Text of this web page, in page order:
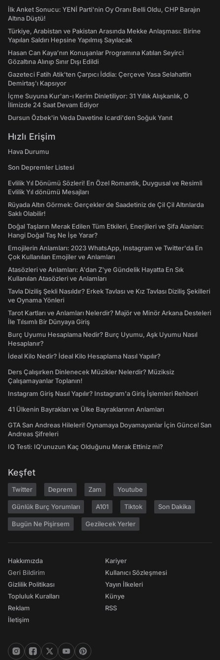
İlk Anket Sonucu: YENİ Parti'nin Oy Oranı Belli Oldu, CHP Barajın
Altına Düştü!
Türkiye, Arabistan ve Pakistan Arasında Mekke Anlaşması: Birine
Yapılan Saldırı Hepsine Yapılmış Sayılacak
Hasan Can Kaya’nın Konuşanlar Programına Katılan Seyirci
Gözaltına Alınıp Sınır Dışı Edildi
Gazeteci Fatih Atik'ten Çarpıcı İddia: Çerçeve Yasa Selahattin
Demirtaş'ı Kapsıyor
İçme Suyuna Kur'an-ı Kerim Dinletiliyor: 31 Yıllık Alışkanlık, O
İlimizde 24 Saat Devam Ediyor
Dursun Özbek'in Veda Davetine Icardi'den Soğuk Yanıt
Hızlı Erişim
Hava Durumu
Son Depremler Listesi
Evlilik Yıl Dönümü Sözleri! En Özel Romantik, Duygusal ve Resimli
Evlilik Yıl dönümü Mesajları
Rüyada Altın Görmek: Gerçekler de Saadetiniz de Çil Çil Altınlarda
Saklı Olabilir!
Doğal Taşların Merak Edilen Tüm Etkileri, Enerjileri ve Şifa Alanları:
Hangi Doğal Taş Ne İşe Yarar?
Emojilerin Anlamları: 2023 WhatsApp, Instagram ve Twitter'da En
Çok Kullanılan Emojiler ve Anlamları
Atasözleri ve Anlamları: A'dan Z'ye Gündelik Hayatta En Sık
Kullanılan Atasözleri ve Anlamları
Tavla Diziliş Şekli Nasıldır? Erkek Tavlası ve Kız Tavlası Diziliş Şekilleri
ve Oynama Yönleri
Tarot Kartları ve Anlamları Nelerdir? Majör ve Minör Arkana Desteleri
İle Tılsımlı Bir Dünyaya Giriş
Burç Uyumu Hesaplama Nedir? Burç Uyumu, Aşk Uyumu Nasıl
Hesaplanır?
İdeal Kilo Nedir? İdeal Kilo Hesaplama Nasıl Yapılır?
Ders Çalışırken Dinlenecek Müzikler Nelerdir? Müziksiz
Çalışamayanlar Toplanın!
Instagram Giriş Nasıl Yapılır? Instagram'a Giriş İşlemleri Rehberi
41 Ülkenin Bayrakları ve Ülke Bayraklarının Anlamları
GTA San Andreas Hileleri! Oynamaya Doyamayanlar İçin Güncel San
Andreas Şifreleri
IQ Testi: IQ'unuzun Kaç Olduğunu Merak Ettiniz mi?
Keşfet
Twitter Deprem Zam Youtube
Günlük Burç Yorumları A101 Tiktok Son Dakika
Bugün Ne Pişirsem Gezilecek Yerler
Hakkımızda
Geri Bildirim
Gizlilik Politikası
Topluluk Kuralları
Reklam
İletişim
Kariyer
Kullanıcı Sözleşmesi
Yayın İlkeleri
Künye
RSS